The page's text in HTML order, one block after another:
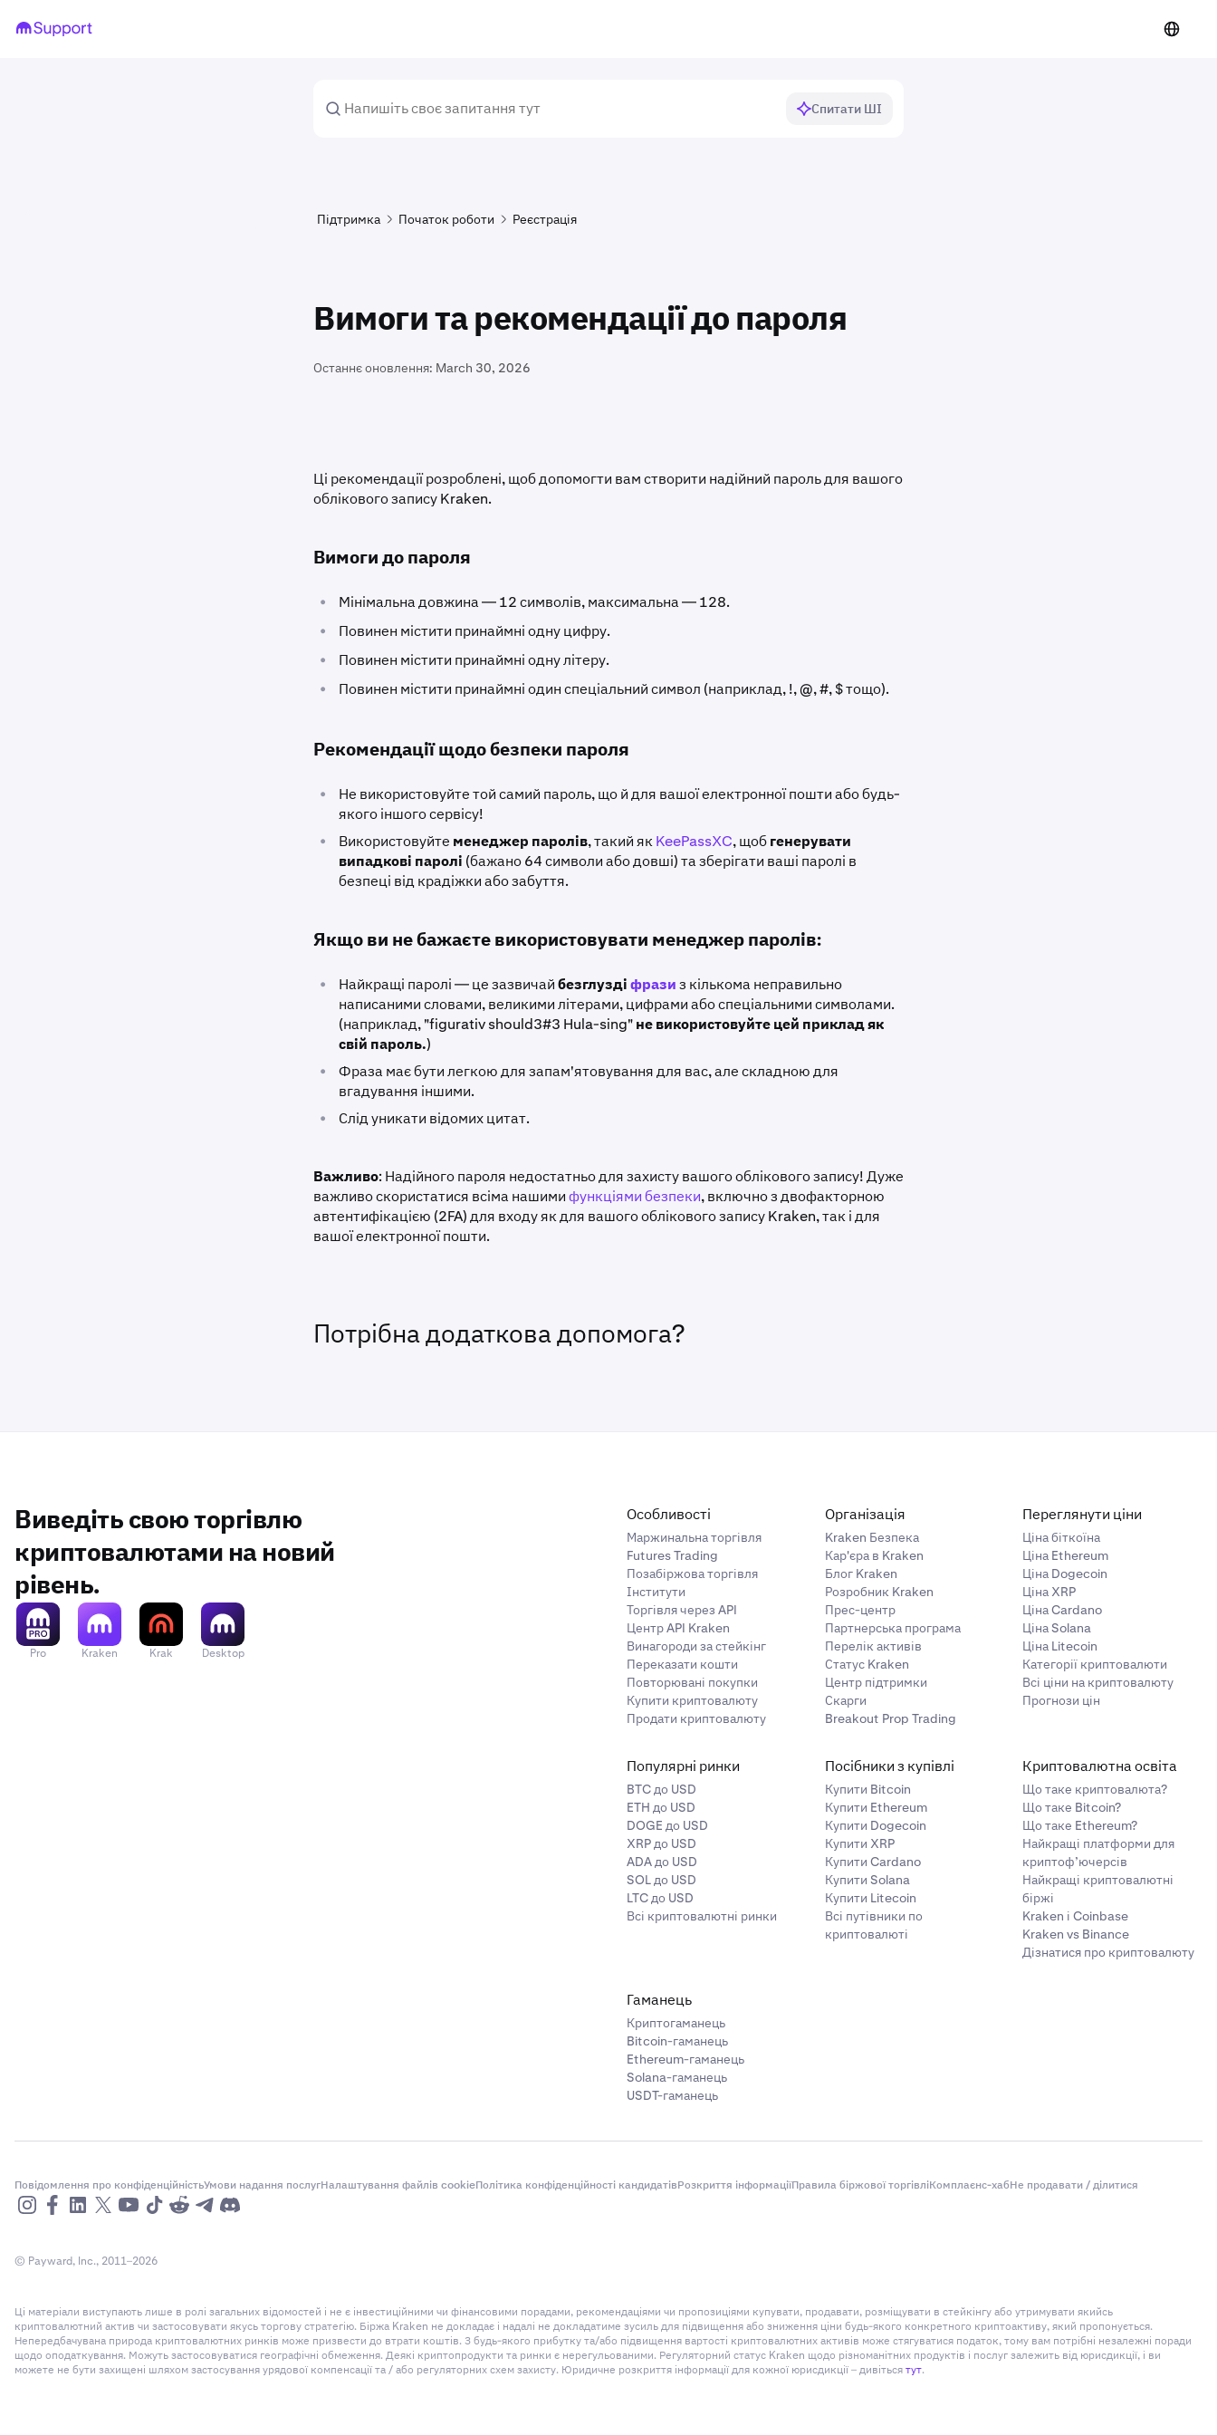
Спитати ШІ
Підтримка Початок роботи Реєстрація
Вимоги та рекомендації до пароля
Останнє оновлення: March 30, 2026
Ці рекомендації розроблені, щоб допомогти вам створити надійний пароль для вашого
облікового запису Kraken.
Вимоги до пароля
• Мінімальна довжина — 12 символів, максимальна — 128.
• Повинен містити принаймні одну цифру.
• Повинен містити принаймні одну літеру.
• Повинен містити принаймні один спеціальний символ (наприклад, !, @, #, $ тощо).
Рекомендації щодо безпеки пароля
•
Не використовуйте той самий пароль, що й для вашої електронної пошти або будь-
якого іншого сервісу!
• Використовуйте менеджер паролів, такий якKeePassXC, щобгенерувати
випадкові паролі (бажано 64 символи або довші) та зберігати ваші паролі в
безпеці від крадіжки або забуття.
Якщо ви не бажаєте використовувати менеджер паролів:
• Найкращі паролі — це зазвичайбезглуздіфразиз кількома неправильно
написаними словами, великими літерами, цифрами або спеціальними символами.
(наприклад, "figurativ should3#3 Hula-sing"не використовуйте цей приклад як
свій пароль.)
•
Фраза має бути легкою для запам'ятовування для вас, але складною для
вгадування іншими.
• Слід уникати відомих цитат.
Важливо: Надійного пароля недостатньо для захисту вашого облікового запису! Дуже
важливо скористатися всіма нашимифункціями безпеки, включно з двофакторною
автентифікацією (2FA) для входу як для вашого облікового запису Kraken, так і для
вашої електронної пошти.
Потрібна додаткова допомога?
Виведіть свою торгівлю
криптовалютами на новий
рівень.
Pro Kraken Krak Desktop
Особливості
Маржинальна торгівля
Futures Trading
Позабіржова торгівля
Інститути
Торгівля через API
Центр API Kraken
Винагороди за стейкінг
Переказати кошти
Повторювані покупки
Купити криптовалюту
Продати криптовалюту
Організація
Kraken Безпека
Кар'єра в Kraken
Блог Kraken
Розробник Kraken
Прес-центр
Партнерська програма
Перелік активів
Статус Kraken
Центр підтримки
Скарги
Breakout Prop Trading
Переглянути ціни
Ціна біткоїна
Ціна Ethereum
Ціна Dogecoin
Ціна XRP
Ціна Cardano
Ціна Solana
Ціна Litecoin
Категорії криптовалюти
Всі ціни на криптовалюту
Прогнози цін
Популярні ринки
BTC до USD
ETH до USD
DOGE до USD
XRP до USD
ADA до USD
SOL до USD
LTC до USD
Всі криптовалютні ринки
Посібники з купівлі
Купити Bitcoin
Купити Ethereum
Купити Dogecoin
Купити XRP
Купити Cardano
Купити Solana
Купити Litecoin
Всі путівники по
криптовалюті
Криптовалютна освіта
Що таке криптовалюта?
Що таке Bitcoin?
Що таке Ethereum?
Найкращі платформи для
криптоф’ючерсів
Найкращі криптовалютні
біржі
Kraken і Coinbase
Kraken vs Binance
Дізнатися про криптовалюту
Гаманець
Криптогаманець
Bitcoin-гаманець
Ethereum-гаманець
Solana-гаманець
USDT-гаманець
Повідомлення про конфіденційністьУмови надання послугНалаштування файлів cookieПолітика конфіденційності кандидатівРозкриття інформаціїПравила біржової торгівліКомплаєнс-хабНе продавати / ділитися
© Payward, Inc., 2011–2026
Ці матеріали виступають лише в ролі загальних відомостей і не є інвестиційними чи фінансовими порадами, рекомендаціями чи пропозиціями купувати, продавати, розміщувати в стейкінгу або утримувати якийсь
криптовалютний актив чи застосовувати якусь торгову стратегію. Біржа Kraken не докладає і надалі не докладатиме зусиль для підвищення або зниження ціни будь-якого конкретного криптоактиву, який пропонується.
Непередбачувана природа криптовалютних ринків може призвести до втрати коштів. З будь-якого прибутку та/або підвищення вартості криптовалютних активів може стягуватися податок, тому вам потрібні незалежні поради
щодо оподаткування. Можуть застосовуватися географічні обмеження. Деякі криптопродукти та ринки є нерегульованими. Регуляторний статус Kraken щодо різноманітних продуктів і послуг залежить від юрисдикції, і ви
можете не бути захищені шляхом застосування урядової компенсації та / або регуляторних схем захисту. Юридичне розкриття інформації для кожної юрисдикції – дивітьсятут.